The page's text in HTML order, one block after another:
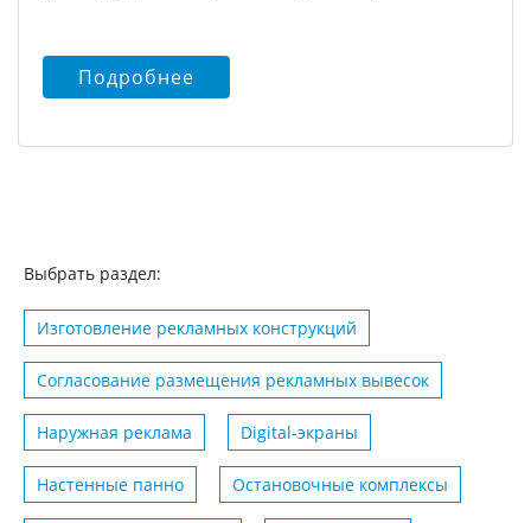
Подробнее
Выбрать раздел:
Изготовление рекламных конструкций
Согласование размещения рекламных вывесок
Наружная реклама Digital-экраны
Настенные панно Остановочные комплексы